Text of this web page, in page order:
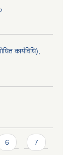
कार्यविधि),
6 7